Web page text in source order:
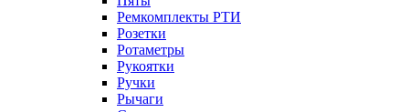
Ремкомплекты РТИ
Розетки
Ротаметры
Рукоятки
Ручки
Рычаги